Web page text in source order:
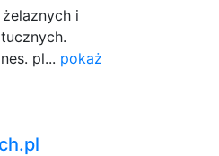
i
pl... pokaż